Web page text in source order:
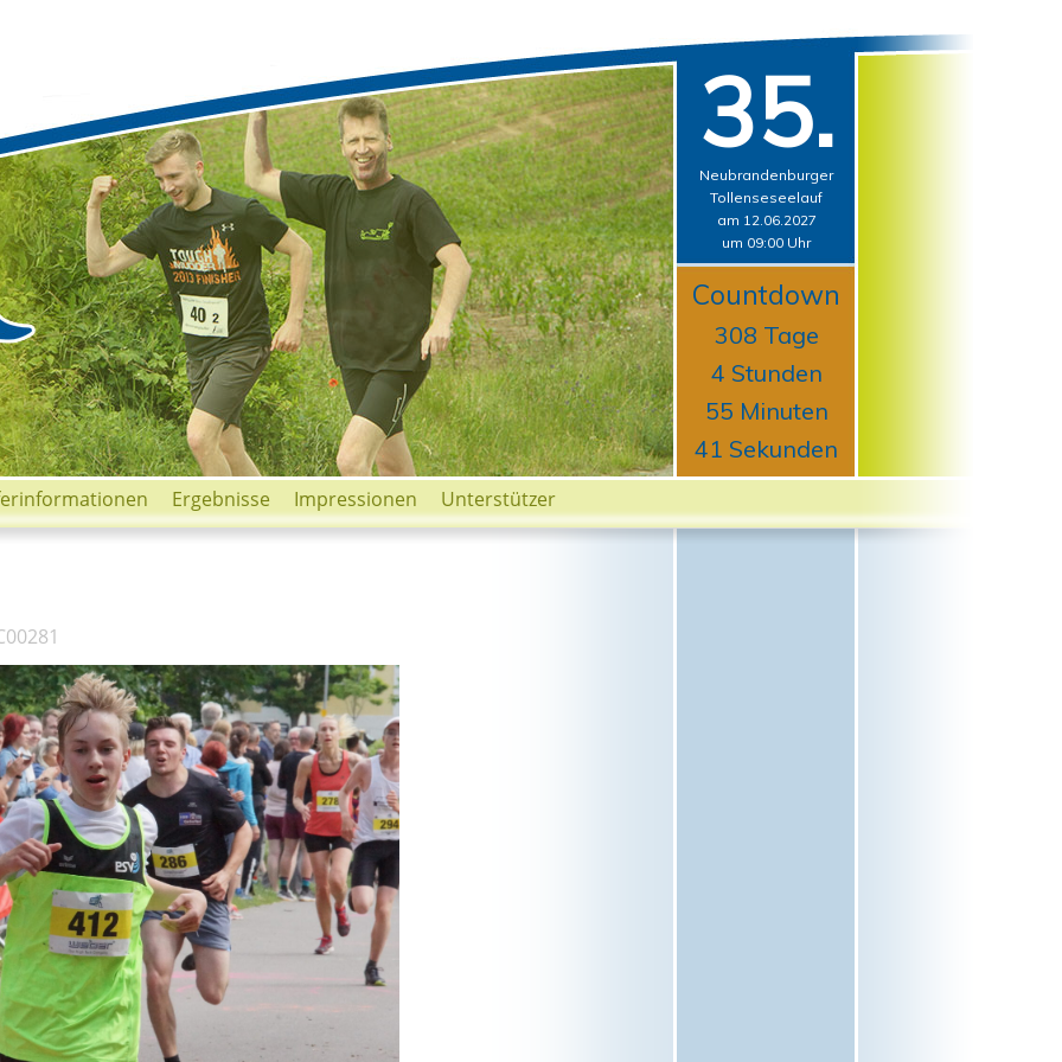
35.
Neubrandenburger
Tollenseseelauf
am 12.06.2027
um 09:00 Uhr
Countdown
308 Tage
4 Stunden
55 Minuten
40 Sekunden
Ergebnisse Impressionen Unterstützer